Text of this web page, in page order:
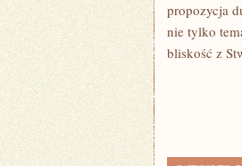
propozycja
nie tylko
bliskość z